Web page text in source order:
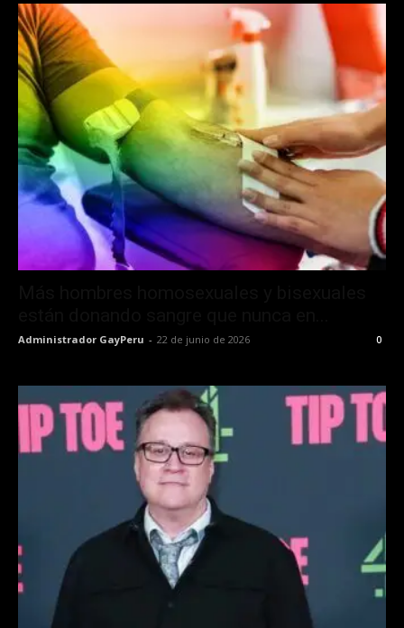
Administrador GayPeru - 22 de junio de 2026 0